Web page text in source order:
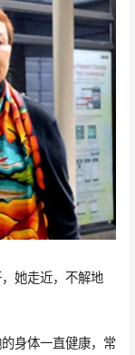
她走近，不解地
身体一直健康，常